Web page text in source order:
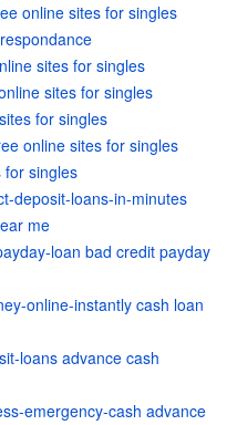
online sites for singles
sites for singles
sites for singles
for singles
online sites for singles
for singles
deposit-loans-in-minutes
me
loan bad credit payday
online-instantly cash loan
loans advance cash
emergency-cash advance